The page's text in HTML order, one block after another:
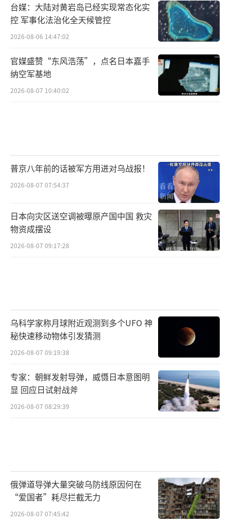
台媒：大陆对黄岩岛已经实现常态化实
控 军事化法治化全天候管控
2026-08-06 14:47:02
官媒盛赞“东风浩荡”，点名日本嘉手
纳空军基地
2026-08-07 10:40:02
普京八年前的话被军方用进对乌战报！
2026-08-07 07:54:37
日本向灾区送空调被曝原产国中国 救灾
物资成摆设
2026-08-07 09:17:28
乌科学家称月球附近观测到多个UFO 神
秘快速移动物体引发猜测
2026-08-07 09:19:38
专家：朝鲜发射导弹，威慑日本意图明
显 回应日试射战斧
2026-08-07 08:29:39
俄弹道导弹大量突破乌防线原因何在
“爱国者”耗尽拦截无力
2026-08-07 07:45:42